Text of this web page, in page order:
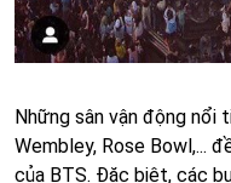
Những sân vận động nổi
Wembley, Rose Bowl,...
của BTS. Đặc biệt, các